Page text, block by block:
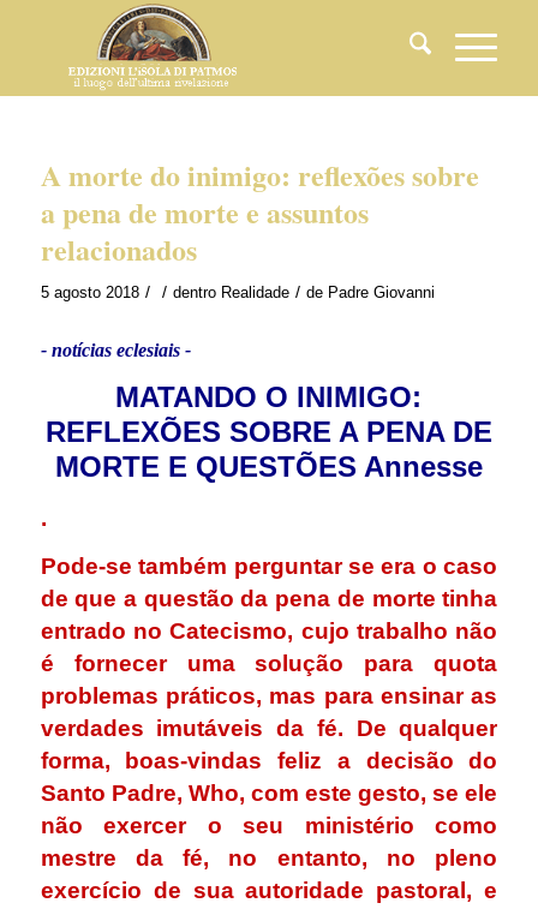
A morte do inimigo: reflexões sobre
a pena de morte e assuntos
relacionados
5 agosto 2018 / / dentro Realidade / de Padre Giovanni
- notícias eclesiais -
MATANDO O INIMIGO:
REFLEXÕES SOBRE A PENA DE
MORTE E QUESTÕES Annesse
.
Pode-se também perguntar se era o caso
de que a questão da pena de morte tinha
entrado no Catecismo, cujo trabalho não
é fornecer uma solução para quota
problemas práticos, mas para ensinar as
verdades imutáveis ​​da fé. De qualquer
forma, boas-vindas feliz a decisão do
Santo Padre, Who, com este gesto, se ele
não exercer o seu ministério como
mestre da fé, no entanto, no pleno
exercício de sua autoridade pastoral, e